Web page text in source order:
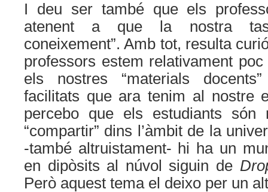
I deu ser també que els
atenent a que la nostra
coneixement”. Amb tot, resulta
professors estem relativament
els nostres “materials
facilitats que ara tenim al nostre
percebo que els estudiants
“compartir” dins l’àmbit de la
-també altruistament- hi ha un
en dipòsits al núvol siguin de
Però aquest tema el deixo per un